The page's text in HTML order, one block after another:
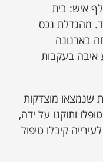
הרבות ביותר ל-100 אלף איש: בית
מהגדלת נכס
בארנונה
בעקבות
שנמצאו מוצדקות
ותוקנו על ידה,
קיבלו טיפול